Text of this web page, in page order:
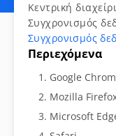
Kεντρική
Συγχρονισμός
Συγχρονισμός
Περιεχόμενα
Google
Mozilla
Microsoft